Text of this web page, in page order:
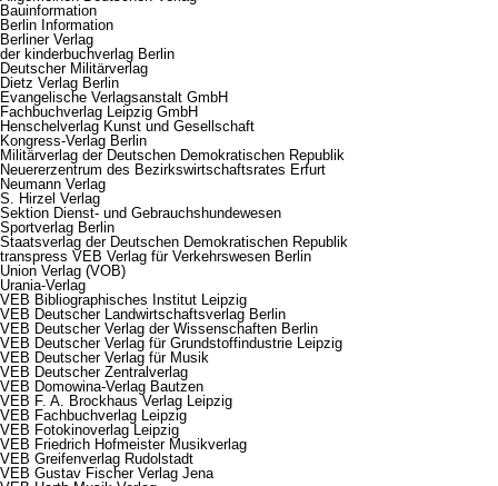
Bauinformation
Berlin Information
Berliner Verlag
der kinderbuchverlag Berlin
Deutscher Militärverlag
Dietz Verlag Berlin
Evangelische Verlagsanstalt GmbH
Fachbuchverlag Leipzig GmbH
Henschelverlag Kunst und Gesellschaft
Kongress-Verlag Berlin
Militärverlag der Deutschen Demokratischen Republik
Neuererzentrum des Bezirkswirtschaftsrates Erfurt
Neumann Verlag
S. Hirzel Verlag
Sektion Dienst- und Gebrauchshundewesen
Sportverlag Berlin
Staatsverlag der Deutschen Demokratischen Republik
transpress VEB Verlag für Verkehrswesen Berlin
Union Verlag (VOB)
Urania-Verlag
VEB Bibliographisches Institut Leipzig
VEB Deutscher Landwirtschaftsverlag Berlin
VEB Deutscher Verlag der Wissenschaften Berlin
VEB Deutscher Verlag für Grundstoffindustrie Leipzig
VEB Deutscher Verlag für Musik
VEB Deutscher Zentralverlag
VEB Domowina-Verlag Bautzen
VEB F. A. Brockhaus Verlag Leipzig
VEB Fachbuchverlag Leipzig
VEB Fotokinoverlag Leipzig
VEB Friedrich Hofmeister Musikverlag
VEB Greifenverlag Rudolstadt
VEB Gustav Fischer Verlag Jena